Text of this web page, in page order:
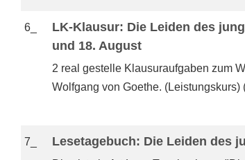
6_
LK-Klausur: Die Leiden des
und 18. August
2 real gestelle Klausuraufgaben zum
Wolfgang von Goethe. (Leistungskurs)
7_ Lesetagebuch: Die Leiden des